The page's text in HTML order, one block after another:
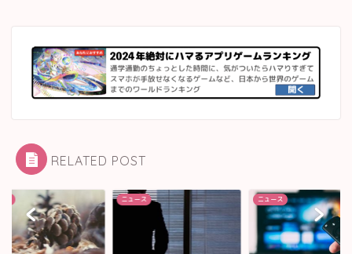
RELATED POST
ニュース ニュース